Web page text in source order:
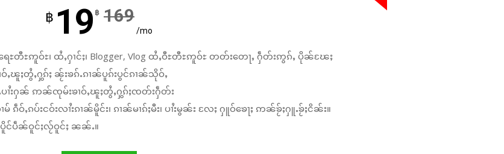
฿ 19 ฿ 169
/mo
ေႊတီႊဢူဝ်ႊ၊ ထႆႇႁၢင်ႈ၊ Blogger, Vlog ထႆႇဝီႊတီႊဢူဝ်ႊ တတ်းတေႃႇ ႁဵတ်းဢွၵ်ႇ ပိုၼ်ၽႄႈ
ၽူႈတွႆႇႁွၵ်ႈ ၼႂ်းၶၵ်ႉၵၢၼ်ပူၵ်းပွင်ၵၢၼ်သိုဝ်ႇ
ပၢႆးႁၼ် ဢၼ်ၸုမ်းၶၢဝ်ႇၽူႈတွႆႇႁွၵ်ႈၸတ်းႁဵတ်း
ဝ်ႇၵပ်းငဝ်းလၢႆးၵၢၼ်မိူင်း၊ ၵၢၼ်မၢၵ်ႈမီး၊ ပၢႆးမွၼ်း လႄႈ ႁူဝ်ၶေႃႈ ဢၼ်ၶႂ်ႈႁူႉၶႂ်ႈငိၼ်း။
ပိူင်ပဵၼ်ဝူင်ႈလႂ်ဝူင်ႈ ၼၼ်ႉ။